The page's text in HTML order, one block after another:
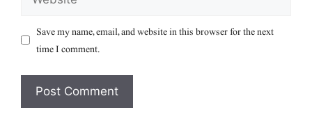
Save my name, email, and website in this browser for the next
time I comment.